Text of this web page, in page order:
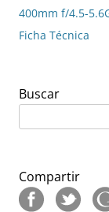
de
entradas
400mm f/4.5-
Ficha Técnica
Buscar
Compartir